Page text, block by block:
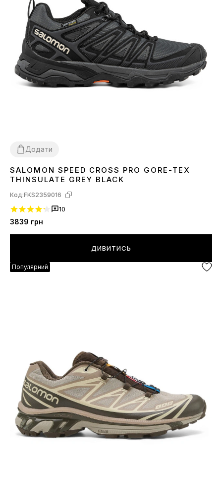
Додати
414243 44 45 46
SALOMON SPEED CROSS PRO GORE-TEX
THINSULATE GREY BLACK
Код:FKS2359016
10
3839 грн
ДИВИТИСЬ
Популярний